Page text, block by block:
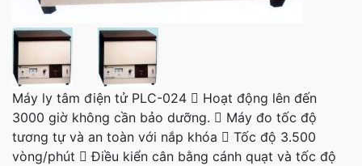
Máy ly tâm điện tử PLC-024  Hoạt động lên đến
3000 giờ không cần bảo dưỡng.  Máy đo tốc độ
tương tự và an toàn với nắp khóa  Tốc độ 3.500
vòng/phút  Điều kiển cân bằng cánh quạt và tốc độ